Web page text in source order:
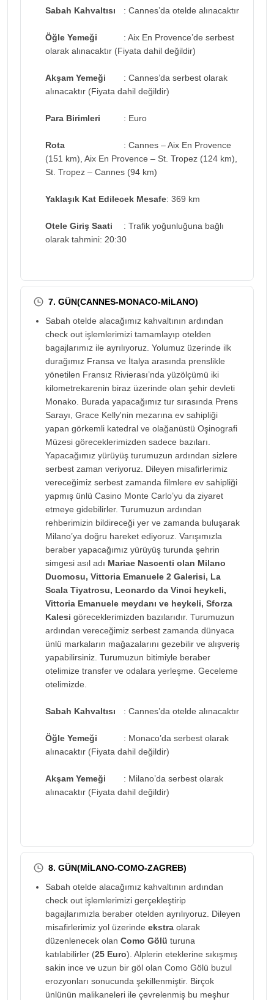
Sabah Kahvaltısı : Cannes’da otelde alınacaktır
Öğle Yemeği
: Aix En Provence’de serbest
olarak alınacaktır (Fiyata dahil değildir)
Akşam Yemeği
: Cannes’da serbest olarak
alınacaktır (Fiyata dahil değildir)
Para Birimleri : Euro
Rota
: Cannes – Aix En Provence
(151 km), Aix En Provence – St. Tropez (124 km),
St. Tropez – Cannes (94 km)
Yaklaşık Kat Edilecek Mesafe: 369 km
Otele Giriş Saati
: Trafik yoğunluğuna bağlı
olarak tahmini: 20:30
7. GÜN(CANNES-MONACO-MİLANO)
Sabah otelde alacağımız kahvaltının ardından
check out işlemlerimizi tamamlayıp otelden
bagajlarımız ile ayrılıyoruz. Yolumuz üzerinde ilk
durağımız Fransa ve İtalya arasında prenslikle
yönetilen Fransız Rivierası’nda yüzölçümü iki
kilometrekarenin biraz üzerinde olan şehir devleti
Monako. Burada yapacağımız tur sırasında Prens
Sarayı, Grace Kelly'nin mezarına ev sahipliği
yapan görkemli katedral ve olağanüstü Oşinografi
Müzesi göreceklerimizden sadece bazıları.
Yapacağımız yürüyüş turumuzun ardından sizlere
serbest zaman veriyoruz. Dileyen misafirlerimiz
vereceğimiz serbest zamanda filmlere ev sahipliği
yapmış ünlü Casino Monte Carlo’yu da ziyaret
etmeye gidebilirler. Turumuzun ardından
rehberimizin bildireceği yer ve zamanda buluşarak
Milano’ya doğru hareket ediyoruz. Varışımızla
beraber yapacağımız yürüyüş turunda şehrin
simgesi asıl adı Mariae Nascenti olan Milano
Duomosu, Vittoria Emanuele 2 Galerisi, La
Scala Tiyatrosu, Leonardo da Vinci heykeli,
Vittoria Emanuele meydanı ve heykeli, Sforza
Kalesi göreceklerimizden bazılarıdır. Turumuzun
ardından vereceğimiz serbest zamanda dünyaca
ünlü markaların mağazalarını gezebilir ve alışveriş
yapabilirsiniz. Turumuzun bitimiyle beraber
otelimize transfer ve odalara yerleşme. Geceleme
otelimizde.
Sabah Kahvaltısı : Cannes’da otelde alınacaktır
Öğle Yemeği
: Monaco’da serbest olarak
alınacaktır (Fiyata dahil değildir)
Akşam Yemeği
: Milano’da serbest olarak
alınacaktır (Fiyata dahil değildir)
8. GÜN(MİLANO-COMO-ZAGREB)
Sabah otelde alacağımız kahvaltının ardından
check out işlemlerimizi gerçekleştirip
bagajlarımızla beraber otelden ayrılıyoruz. Dileyen
misafirlerimiz yol üzerinde ekstra olarak
düzenlenecek olan Como Gölü turuna
katılabilirler (25 Euro). Alplerin eteklerine sıkışmış
sakin ince ve uzun bir göl olan Como Gölü buzul
erozyonları sonucunda şekillenmiştir. Birçok
ünlünün malikaneleri ile çevrelenmiş bu meşhur